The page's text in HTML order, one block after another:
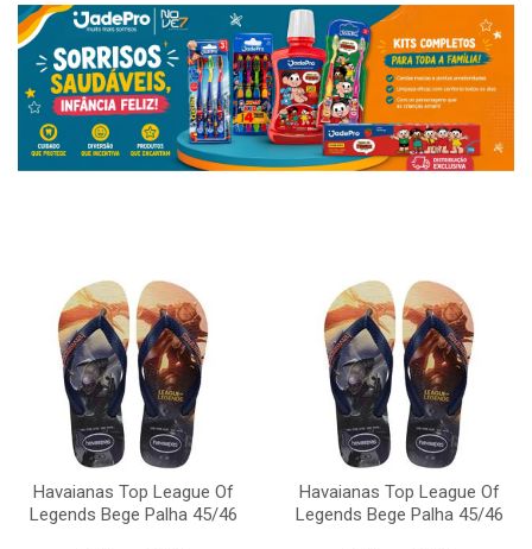
Havaianas Top League Of
Legends Bege Palha 45/46
Havaianas Top League Of
Legends Bege Palha 45/46